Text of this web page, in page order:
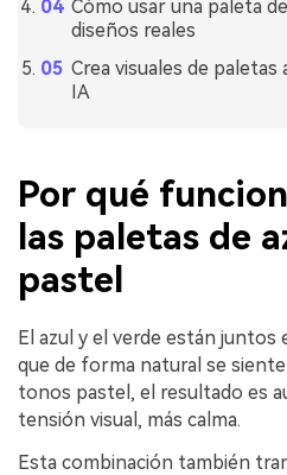
Cómo usar una paleta
diseños reales
Crea visuales de
IA
Por qué
las paletas de
pastel
El azul y el verde están juntos
que de forma natural se
tonos pastel, el resultado es
tensión visual, más calma.
Esta combinación también